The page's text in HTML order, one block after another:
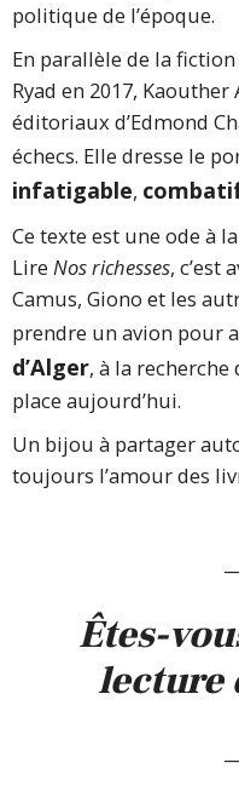
politique de l’époque.
En parallèle de la
Ryad en 2017,
éditoriaux d’Edmond
échecs. Elle dresse le
infatigable,
Ce texte est une ode à
Lire Nos richesses, c’est
Camus, Giono et les
prendre un avion pour
d’Alger, à la
place aujourd’hui.
Un bijou à partager
toujours l’amour des
Êtes-
lecture